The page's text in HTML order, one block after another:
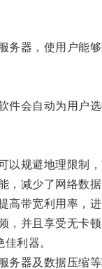
器，使用户能够
会自动为用户选
规避地理限制，
减少了网络数据
带宽利用率，进
并且享受无卡顿
利器。
器及数据压缩等